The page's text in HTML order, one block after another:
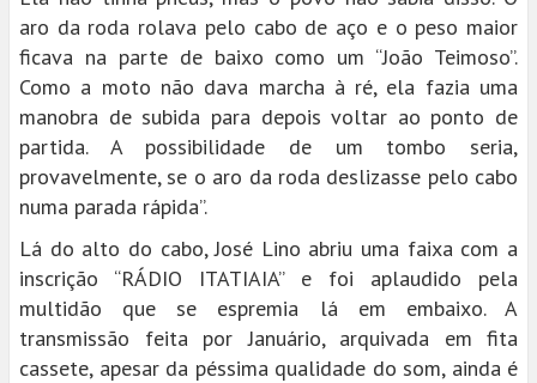
aro da roda rolava pelo cabo de aço e o peso maior
ficava na parte de baixo como um “João Teimoso”.
Como a moto não dava marcha à ré, ela fazia uma
manobra de subida para depois voltar ao ponto de
partida. A possibilidade de um tombo seria,
provavelmente, se o aro da roda deslizasse pelo cabo
numa parada rápida”.
Lá do alto do cabo, José Lino abriu uma faixa com a
inscrição “RÁDIO ITATIAIA” e foi aplaudido pela
multidão que se espremia lá em embaixo. A
transmissão feita por Januário, arquivada em fita
cassete, apesar da péssima qualidade do som, ainda é